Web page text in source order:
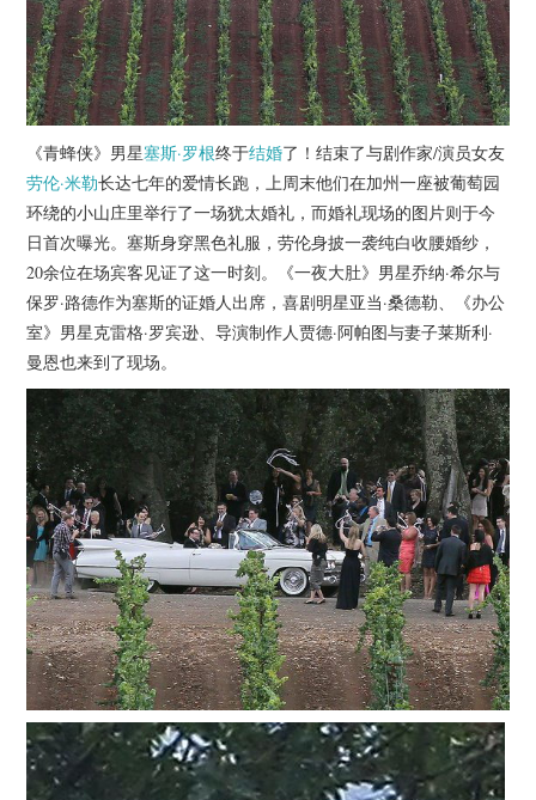
美剧英剧
电影档期
推荐电影
《青蜂侠》男星塞斯·罗根终于结婚了！结束了与剧作家/演员女友
劳伦·米勒长达七年的爱情长跑，上周末他们在加州一座被葡萄园
环绕的小山庄里举行了一场犹太婚礼，而婚礼现场的图片则于今
日首次曝光。塞斯身穿黑色礼服，劳伦身披一袭纯白收腰婚纱，
20余位在场宾客见证了这一时刻。《一夜大肚》男星乔纳·希尔与
保罗·路德作为塞斯的证婚人出席，喜剧明星亚当·桑德勒、《办公
室》男星克雷格·罗宾逊、导演制作人贾德·阿帕图与妻子莱斯利·
曼恩也来到了现场。